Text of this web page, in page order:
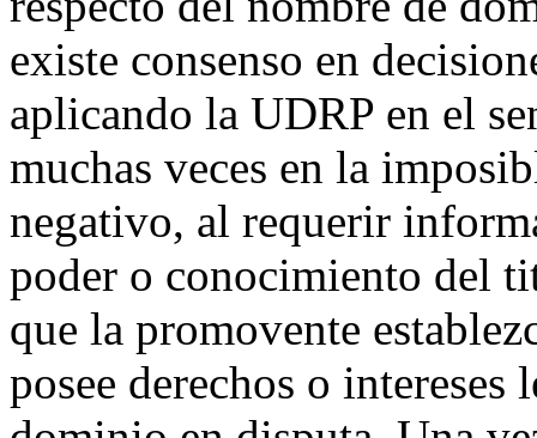
existe consenso en
aplicando la UDRP en el
muchas veces en la
negativo, al requerir
poder o conocimiento del
que la promovente
posee derechos o